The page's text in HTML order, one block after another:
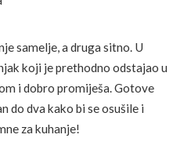
samelje, a druga sitno. U
koji je prethodno odstajao u
i dobro promiješa. Gotove
do dva kako bi se osušile i
za kuhanje!